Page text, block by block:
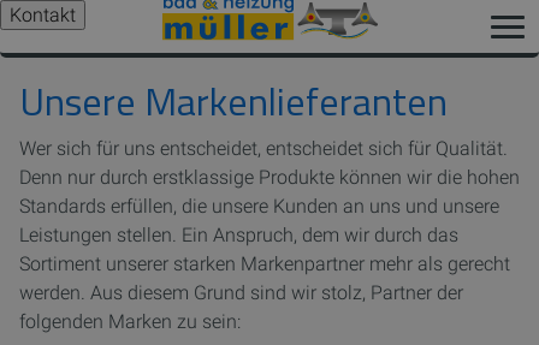
Kontakt
Unsere Markenlieferanten
Wer sich für uns entscheidet, entscheidet sich für Qualität.
Denn nur durch erstklassige Produkte können wir die hohen
Standards erfüllen, die unsere Kunden an uns und unsere
Leistungen stellen. Ein Anspruch, dem wir durch das
Sortiment unserer starken Markenpartner mehr als gerecht
werden. Aus diesem Grund sind wir stolz, Partner der
folgenden Marken zu sein: